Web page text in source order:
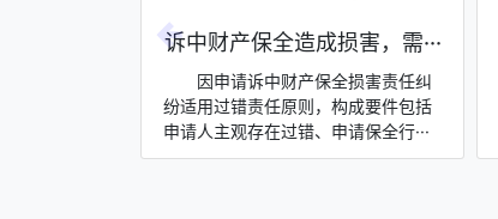
诉中财产保全造成损害，需···
因申请诉中财产保全损害责任纠
纷适用过错责任原则，构成要件包括
申请人主观存在过错、申请保全行···